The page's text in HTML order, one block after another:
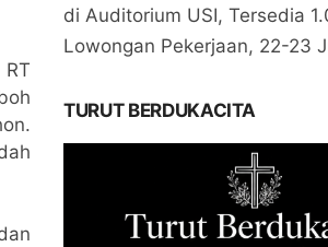
di Auditorium USI, Tersedia
Lowongan Pekerjaan, 22-23
TURUT BERDUKACITA